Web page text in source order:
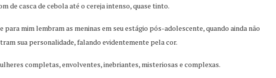
de casca de cebola até o cereja intenso, quase tinto.
para mim lembram as meninas em seu estágio pós-adolescente, quando ainda não
sua personalidade, falando evidentemente pela cor.
completas, envolventes, inebriantes, misteriosas e complexas.